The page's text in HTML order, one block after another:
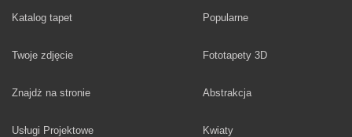
Katalog tapet
Twoje zdjęcie
Znajdż na stronie
Usługi Projektowe
Fototapety
Popularne
Fototapety 3D
Fototapety
Abstrakcja
Fototapety
Kwiaty